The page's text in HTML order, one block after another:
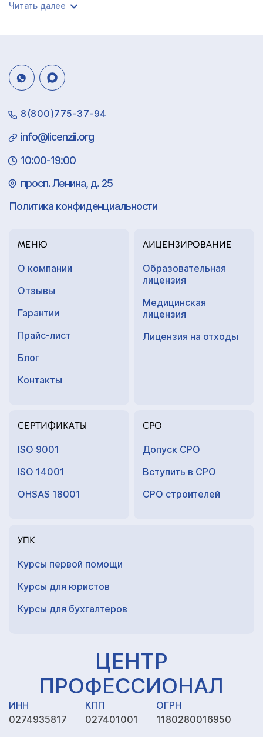
Читать далее
8(800)775-37-94
info@licenzii.org
10:00-19:00
просп. Ленина, д. 25
Политика конфиденциальности
МЕНЮ
О компании
Отзывы
Гарантии
Прайс-лист
Блог
Контакты
ЛИЦЕНЗИРОВАНИЕ
Образовательная
лицензия
Медицинская
лицензия
Лицензия на отходы
СЕРТИФИКАТЫ
ISO 9001
ISO 14001
OHSAS 18001
СРО
Допуск СРО
Вступить в СРО
СРО строителей
УПК
Курсы первой помощи
Курсы для юристов
Курсы для бухгалтеров
ЦЕНТР
ПРОФЕССИОНАЛ
ИНН
0274935817
КПП
027401001
ОГРН
1180280016950